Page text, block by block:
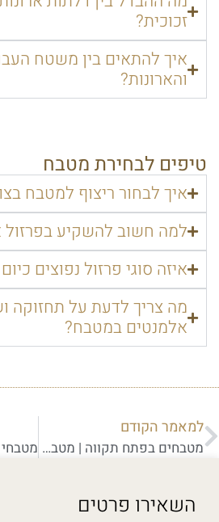
זכוכית?
איך להתאים בין משטח
והארונות?
טיפים לבחירת מטבח
איך לבחור ריצוף למטבח
למה חשוב להשקיע בפרזול
איזה סוגי פרזול נפוצים
מה צריך לדעת על תחזוקה
אלמנטים במטבח?
למאמר הקודם
מטבחים בפתח תקווה | מטבחים מעוצבים בפתח תקווה
השאירו פרטים